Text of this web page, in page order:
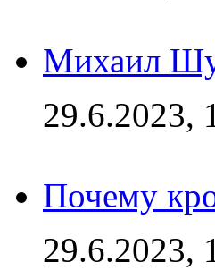
Михаил
29.6.2023,
Почему
29.6.2023,